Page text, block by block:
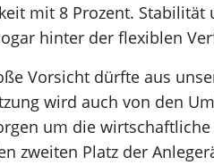
mit 8 Prozent.
hinter der flexiblen
Vorsicht dürfte aus
wird auch von den
um die
zweiten Platz der